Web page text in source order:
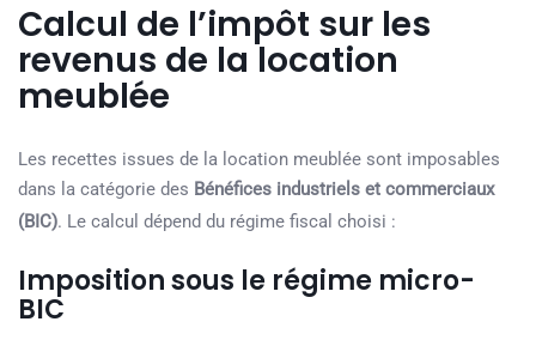
Calcul de l’impôt sur les
revenus de la location
meublée
Les recettes issues de la location meublée sont imposables
dans la catégorie des Bénéfices industriels et commerciaux
(BIC). Le calcul dépend du régime fiscal choisi :
Imposition sous le régime micro-
BIC